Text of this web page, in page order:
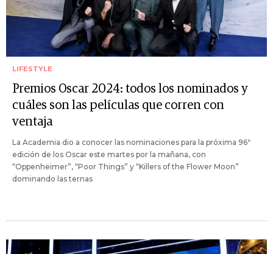
LIFESTYLE
Premios Oscar 2024: todos los nominados y
cuáles son las películas que corren con
ventaja
La Academia dio a conocer las nominaciones para la próxima 96ª
edición de los Oscar este martes por la mañana, con
“Oppenheimer”, “Poor Things” y “Killers of the Flower Moon”
dominando las ternas